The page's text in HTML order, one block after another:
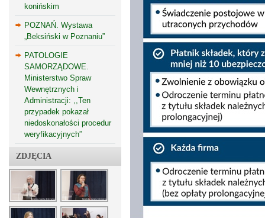
konińskim
POZNAŃ. Wystawa
„Beksiński w Poznaniu”
PATOLOGIE
SAMORZĄDOWE.
Ministerstwo Spraw
Wewnętrznych i
Administracji: ,,Ten
przypadek pokazał
niedoskonałości procedur
weryfikacyjnych”
ZDJĘCIA